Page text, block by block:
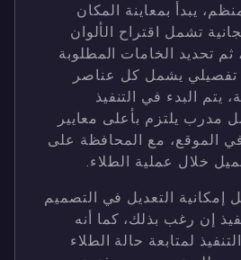
يبدأ بمعاينة المكان
تشمل اقتراح الألوان
ثم تحديد الخامات المطلوبة
يشمل كل عناصر
يتم البدء في التنفيذ
مدرب يلتزم بأعلى معايير
في الموقع، مع المحافظة على
خلال عملية الطلاء.
إمكانية التعديل في التصميم
إن رغب بذلك، كما أنه
لمتابعة حالة الطلاء